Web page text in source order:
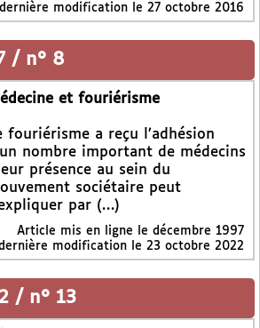
dernière modification le 27 octobre 2016
/ n° 8
et fouriérisme
fouriérisme a reçu l’adhésion
nombre important de médecins
présence au sein du
sociétaire peut
par (…)
Article mis en ligne le décembre 1997
modification le 23 octobre 2022
/ n° 13